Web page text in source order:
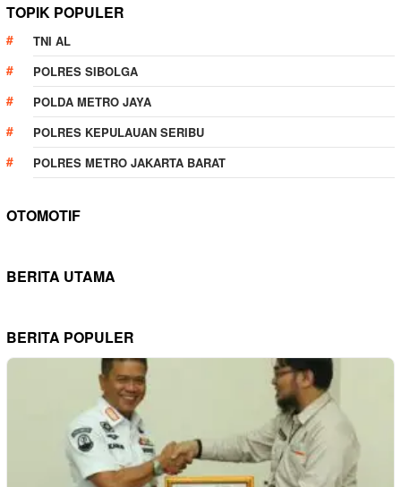
TOPIK POPULER
TNI AL
POLRES SIBOLGA
POLDA METRO JAYA
POLRES KEPULAUAN SERIBU
POLRES METRO JAKARTA BARAT
OTOMOTIF
BERITA UTAMA
BERITA POPULER